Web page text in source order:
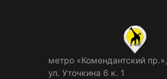
метро «Комендантский пр.»,
ул. Уточкина 6 к. 1